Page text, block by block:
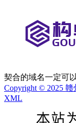
契合的域名一定可
Copyright © 2025
XML